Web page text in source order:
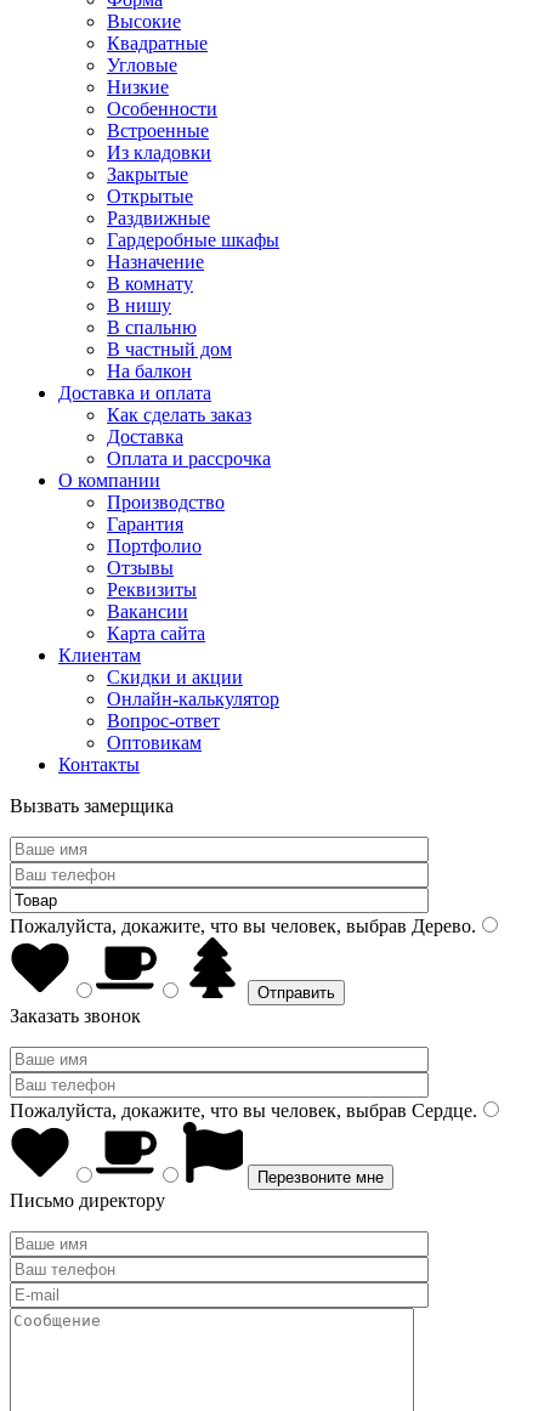
Высокие
Квадратные
Угловые
Низкие
Особенности
Встроенные
Из кладовки
Закрытые
Открытые
Раздвижные
Гардеробные шкафы
Назначение
В комнату
В нишу
В спальню
В частный дом
На балкон
Доставка и оплата
Как сделать заказ
Доставка
Оплата и рассрочка
О компании
Производство
Гарантия
Портфолио
Отзывы
Реквизиты
Вакансии
Карта сайта
Клиентам
Скидки и акции
Онлайн-калькулятор
Вопрос-ответ
Оптовикам
Контакты
Вызвать замерщика
Пожалуйста, докажите, что вы человек, выбрав Дерево.
Заказать звонок
Пожалуйста, докажите, что вы человек, выбрав Сердце.
Письмо директору